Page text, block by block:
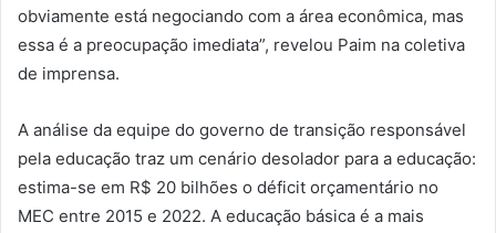
obviamente está negociando com a área econômica, mas
essa é a preocupação imediata”, revelou Paim na coletiva
de imprensa.
A análise da equipe do governo de transição responsável
pela educação traz um cenário desolador para a educação:
estima-se em R$ 20 bilhões o déficit orçamentário no
MEC entre 2015 e 2022. A educação básica é a mais